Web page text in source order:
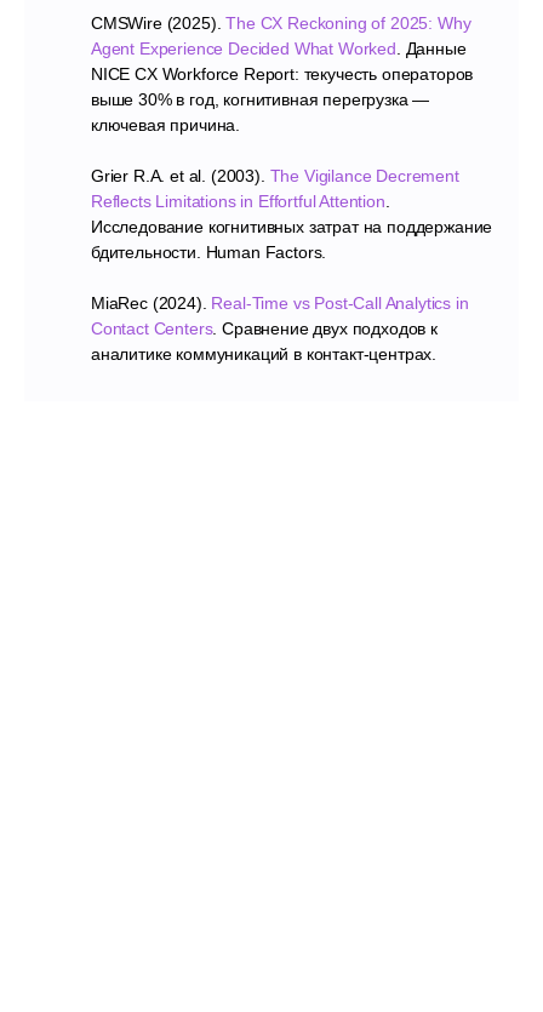
CMSWire (2025).The CX Reckoning of 2025: Why
Agent Experience Decided What Worked . Данные
NICE CX Workforce Report: текучесть операторов
выше 30% в год, когнитивная перегрузка —
ключевая причина.
Grier R.A. et al. (2003). The Vigilance Decrement
Reflects Limitations in Effortful Attention
Исследование когнитивных затрат на поддержание
бдительности. Human Factors.
MiaRec (2024). Real-Time vs Post-Call Analytics in
Contact Centers. Сравнение двух подходов к
аналитике коммуникаций в контакт-центрах.
Контакт-центр
Недвижимость
Медицина
Решения
Партнерам
О компании